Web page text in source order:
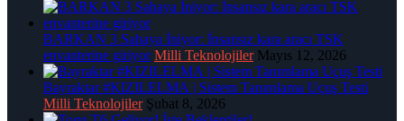
BARKAN 3 Sahaya İniyor: İnsansız kara aracı TSK
envanterine giriyor Milli Teknolojiler Mayıs 12, 2026
Bayraktar #KIZILELMA | Sistem Tanımlama Uçuş Testi
Milli Teknolojiler Şubat 8, 2026